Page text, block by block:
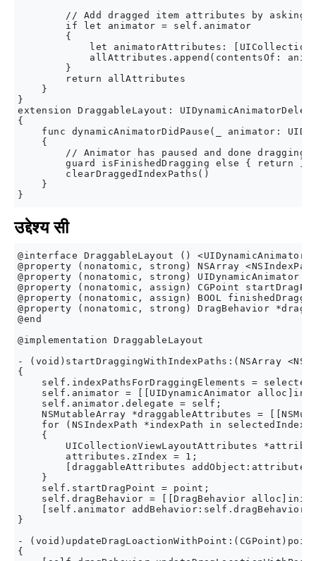
// Add dragged item attributes by asking
        if let animator = self.animator
        {
let animatorAttributes:
allAttributes.append(contentsOf:
        }
        return allAttributes
    }
}
extension DraggableLayout:
{
func dynamicAnimatorDidPause(_ animator:
    {
// Animator has paused and done dragging;
        guard isFinishedDragging else { return }
        clearDraggedIndexPaths()
    }
उद्देश्य सी
@interface DraggableLayout ()
@property (nonatomic, strong) NSArray
@property (nonatomic, strong) UIDynamicAnimator
@property (nonatomic, assign) CGPoint
@property (nonatomic, assign) BOOL
@property (nonatomic, strong) DragBehavior
@end
@implementation DraggableLayout
- (void)startDraggingWithIndexPaths:(NSArray
{
self.indexPathsForDraggingElements =
self.animator = [[UIDynamicAnimator
    self.animator.delegate = self;
NSMutableArray *draggableAttributes =
for (NSIndexPath *indexPath in
    {
UICollectionViewLayoutAttributes
        attributes.zIndex = 1;
[draggableAttributes
    }
    self.startDragPoint = point;
self.dragBehavior = [[DragBehavior
[self.animator
}
-
{